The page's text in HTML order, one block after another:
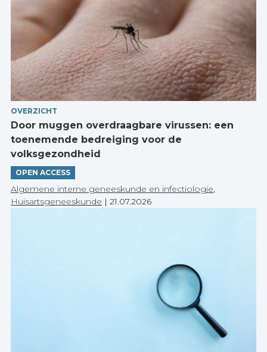
OVERZICHT
Door muggen overdraagbare virussen: een
toenemende bedreiging voor de
volksgezondheid
OPEN ACCESS
Algemene interne geneeskunde en infectiologie,
Huisartsgeneeskunde | 21.07.2026